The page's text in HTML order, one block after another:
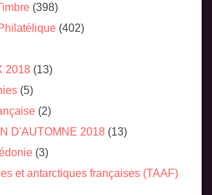
(398)
(402)
2018 (13)
(5)
(2)
D'AUTOMNE 2018 (13)
(3)
et antarctiques françaises (TAAF)